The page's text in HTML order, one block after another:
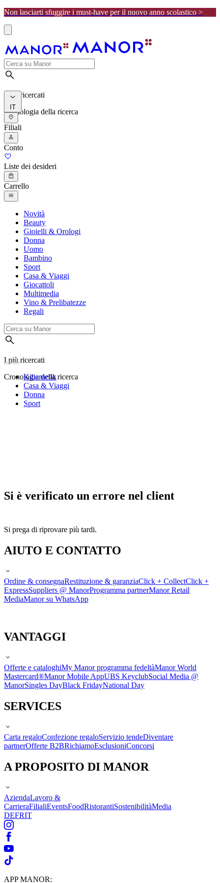
Non lasciarti sfuggire i must-have per il nuovo anno scolastico >
I più ricercati
Cronologia della ricerca
IT
Filiali
Conto
Liste dei desideri
Carrello
Novità
Beauty
Gioielli & Orologi
Donna
Uomo
Bambino
Sport
Casa & Viaggi
Giocattoli
Multimedia
Vino & Prelibatezze
Regali
I più ricercati
Cronologia della ricerca
Kibernetik
Casa & Viaggi
Donna
Sport
Si è verificato un errore nel client
Si prega di riprovare più tardi.
AIUTO E CONTATTO
Ordine & consegnaRestituzione & garanziaClick + CollectClick +
ExpressSuppliers @ ManorProgramma partnerManor Retail
MediaManor su WhatsApp
VANTAGGI
Offerte e cataloghiMy Manor programma fedeltàManor World
Mastercard®Manor Mobile AppUBS KeyclubSocial Media @
ManorSingles DayBlack FridayNational Day
SERVICES
Carta regaloConfezione regaloServizio tendeDiventare
partnerOfferte B2BRichiamoEsclusioniConcorsi
A PROPOSITO DI MANOR
AziendaLavoro &
CarrieraFilialiEventsFoodRistorantiSostenibilitàMedia
DEFRIT
APP MANOR: